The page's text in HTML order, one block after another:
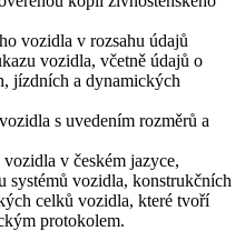
vozidla v rozsahu údajů
vozidla, včetně údajů o
jízdních a dynamických
s uvedením rozměrů a
v českém jazyce,
systémů vozidla, konstrukčních
celků vozidla, které tvoří
protokolem.